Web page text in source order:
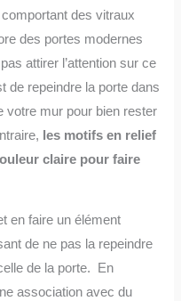
des vitraux
des portes modernes
attirer l’attention sur ce
de repeindre la porte dans
votre mur pour bien rester
les motifs en relief
claire pour faire
en faire un élément
de ne pas la repeindre
de la porte. En
association avec du